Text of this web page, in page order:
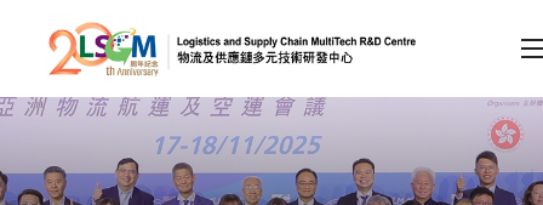
跳到内容（按回车键）
会员登录
A A EN 繁 简